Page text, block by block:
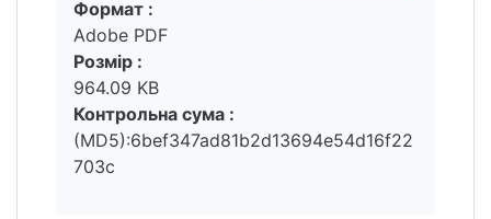
Вантажиться...
Формат :
Adobe PDF
Розмір :
964.09 KB
Контрольна сума :
(MD5):6bef347ad81b2d13694e54d16f22
703c